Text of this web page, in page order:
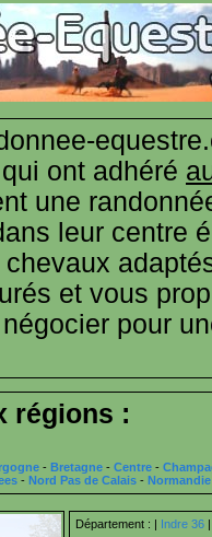
ont adhéré
une
leur centre
et vous
pour
régions :
- Bretagne - Centre -
- Nord Pas de Calais- Normandie
Département : | Indre 36 |